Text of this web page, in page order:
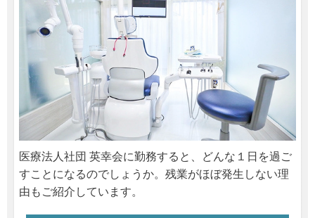
医療法人社団 英幸会に勤務すると、どんな１日を過ご
すことになるのでしょうか。残業がほぼ発生しない理
由もご紹介しています。